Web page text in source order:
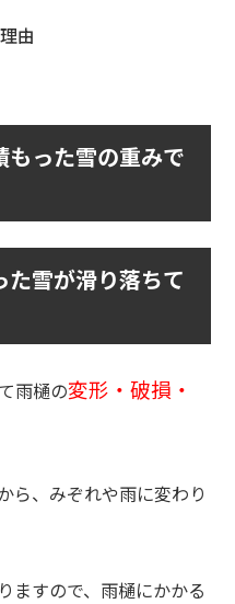
由
もった雪の重みで
た雪が滑り落ちて
雨樋の変形・破損・
ら、みぞれや雨に変わり
ますので、雨樋にかかる